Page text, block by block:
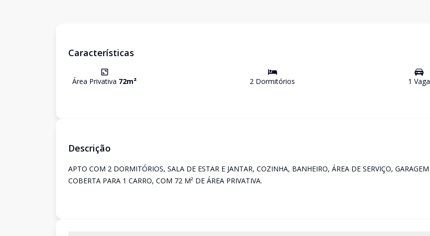
Características
Área Privativa 72m² 2 Dormitórios 1 Vaga
Descrição
APTO COM 2 DORMITÓRIOS, SALA DE ESTAR E JANTAR, COZINHA, BANHEIRO, ÁREA DE SERVIÇO, GARAGEM
COBERTA PARA 1 CARRO, COM 72 M² DE ÁREA PRIVATIVA.